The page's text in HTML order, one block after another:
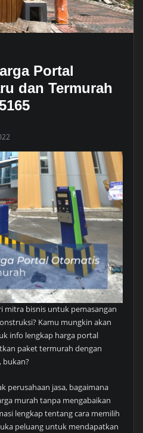
Portal
dan Termurah
mitra bisnis untuk pemasangan
Kamu mungkin akan
info lengkap harga portal
paket termurah dengan
bukan?
perusahaan jasa, bagaimana
murah tanpa mengabaikan
lengkap tentang cara memilih
peluang untuk mendapatkan